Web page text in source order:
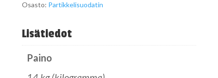
Osasto: Partikkelisuodatin
Lisätiedot
Paino